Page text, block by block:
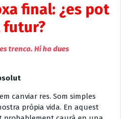
final: ¿es pot
futur?
trenca. Hi ha dues
canviar res. Som simples
pròpia vida. En aquest